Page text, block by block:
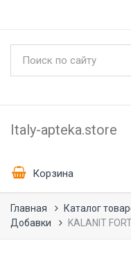
Italy-apteka.store
Корзина
Главная Каталог
Добавки
KALANIT